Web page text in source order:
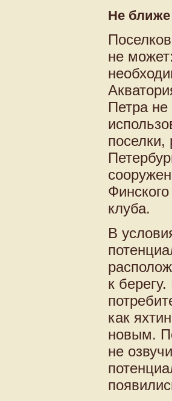
Не ближе
не
Петра не
поселки,
клуба.
В
к
как
новым.
не